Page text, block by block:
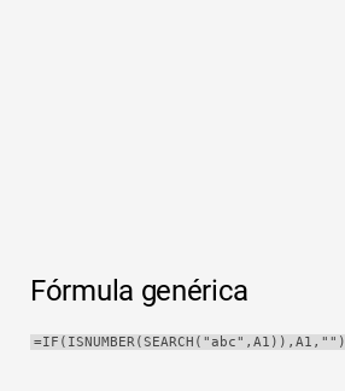
Fórmula genérica
=IF(ISNUMBER(SEARCH("abc",A1)),A1,"")